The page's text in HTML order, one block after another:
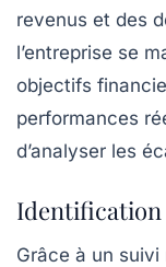
revenus et des
l’entreprise se
objectifs
performances
d’analyser les
Identification
Grâce à un